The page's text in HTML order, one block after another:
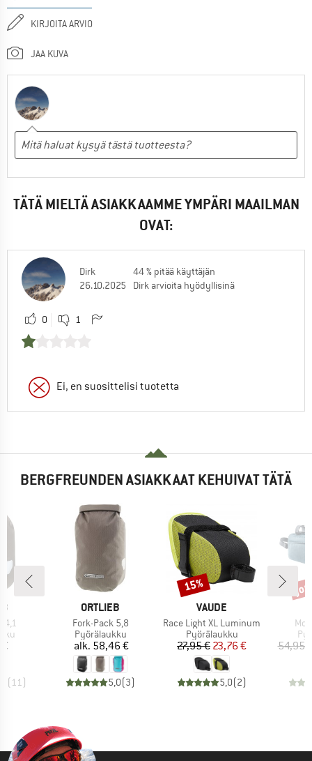
KIRJOITA ARVIO
JAA KUVA
TÄTÄ MIELTÄ ASIAKKAAMME YMPÄRI MAAILMAN
OVAT:
Dirk
26.10.2025
44 % pitää käyttäjän
Dirk arvioita hyödyllisinä
0 1
Ei, en suosittelisi tuotetta
BERGFREUNDEN ASIAKKAAT KEHUIVAT TÄTÄ
4,1
( 11)
MERKKI
ORTLIEB
Tuote
Fork-Pack 5,8
Tuoteryhmä
Pyörälaukku
Hinta
alk. 58,46 €
5,0(3)
MERKKI
VAUDE
Tuote
Race Light XL Luminum
Tuoteryhmä
Pyörälaukku
Hinta
27,95 € Alennettu hinta
23,76 €
5,0(2)
Alennus
15%
54,95